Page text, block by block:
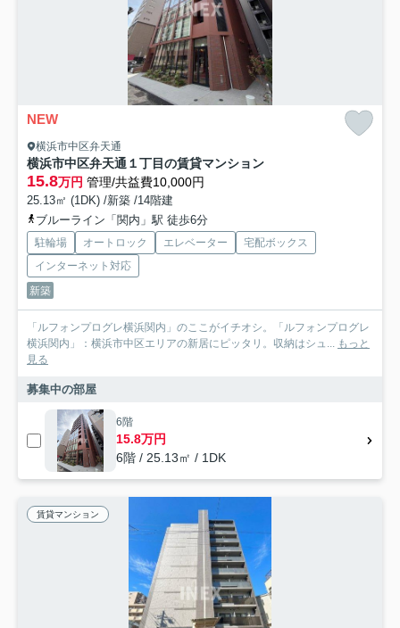
NEW
横浜市中区弁天通
横浜市中区弁天通１丁目の賃貸マンション
15.8万円 管理/共益費10,000円
25.13㎡ (1DK) /新築 /14階建
ブルーライン「関内」駅 徒歩6分
駐輪場 オートロック エレベーター
宅配ボックス
インターネット対応
新築
「ルフォンプログレ横浜関内」のここがイチオシ。「ルフォンプログレ
横浜関内」：横浜市中区エリアの新居にピッタリ。収納はシュ... もっと
見る
募集中の部屋
6階
15.8万円
6階 / 25.13㎡ / 1DK
賃貸マンション